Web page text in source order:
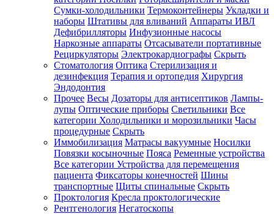
Сумки-холодильники Термоконтейнеры Укладки и
наборы Штативы для вливаний Аппараты ИВЛ
Дефибрилляторы Инфузионные насосы
Наркозные аппараты Отсасыватели портативные
Рециркуляторы Электрокардиографы Скрыть
Стоматология Оптика Стерилизация и
дезинфекция Терапия и ортопедия Хирургия
Эндодонтия
Прочее Весы Дозаторы для антисептиков Лампы-
лупы Оптические приборы Светильники Все
категории Холодильники и морозильники Часы
процедурные Скрыть
Иммобилизация Матрасы вакуумные Носилки
Повязки косыночные Пояса Ременные устройства
Все категории Устройства для перемещения
пациента Фиксаторы конечностей Шины
транспортные Щиты спинальные Скрыть
Проктология Кресла проктологические
Рентгенология Негатоскопы